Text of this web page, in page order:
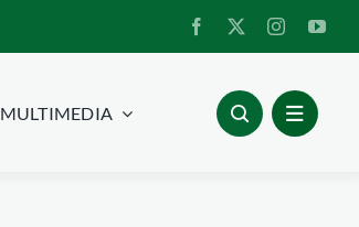
MULTIMEDIA